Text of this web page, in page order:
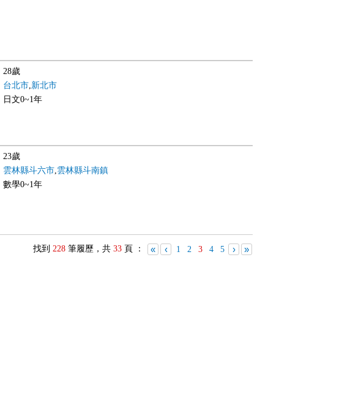
28歲
台北市,新北市
日文0~1年
23歲
雲林縣斗六市,雲林縣斗南鎮
數學0~1年
找到 228 筆履歷，共 33 頁 ： « ‹ 1 2 3 4 5 › »